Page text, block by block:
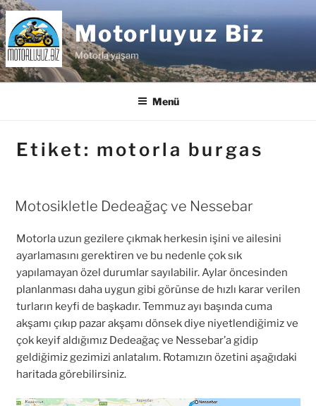
İçeriğe
geç
Motorluyuz Biz
Motorla yaşam
Menü
Etiket: motorla burgas
Motosikletle Dedeağaç ve Nessebar
Motorla uzun gezilere çıkmak herkesin işini ve ailesini
ayarlamasını gerektiren ve bu nedenle çok sık
yapılamayan özel durumlar sayılabilir. Aylar öncesinden
planlanması daha uygun gibi görünse de hızlı karar verilen
turların keyfi de başkadır. Temmuz ayı başında cuma
akşamı çıkıp pazar akşamı dönsek diye niyetlendiğimiz ve
çok keyif aldığımız Dedeağaç ve Nessebar’a gidip
geldiğimiz gezimizi anlatalım. Rotamızın özetini aşağıdaki
haritada görebilirsiniz.